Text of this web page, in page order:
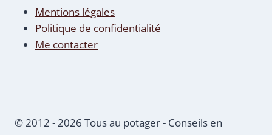
Mentions légales
Politique de confidentialité
Me contacter
© 2012 - 2026 Tous au potager - Conseils en